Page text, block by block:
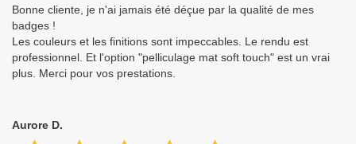
Bonne cliente, je n'ai jamais été déçue par la qualité de mes
badges !
Les couleurs et les finitions sont impeccables. Le rendu est
professionnel. Et l'option "pelliculage mat soft touch" est un vrai
plus. Merci pour vos prestations.
Aurore D.